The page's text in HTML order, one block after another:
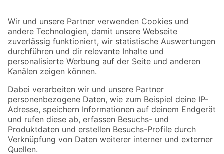
Der toom Newsletter: Keine Angebote und Aktionen mehr verpassen!
Zur Newsletter Anmeldung
Folge uns
Zahlungsarten Versandarten